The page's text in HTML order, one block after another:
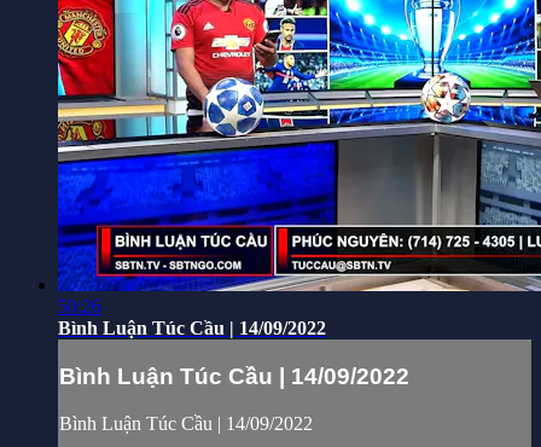
50:26
Bình Luận Túc Cầu | 14/09/2022
Bình Luận Túc Cầu | 14/09/2022
Bình Luận Túc Cầu | 14/09/2022